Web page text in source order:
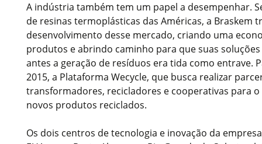
A indústria também tem um papel a desempenhar.
de resinas termoplásticas das Américas, a Braskem
desenvolvimento desse mercado, criando uma
produtos e abrindo caminho para que suas
antes a geração de resíduos era tida como entrave.
2015, a Plataforma Wecycle, que busca realizar
transformadores, recicladores e cooperativas para
novos produtos reciclados.
Os dois centros de tecnologia e inovação da